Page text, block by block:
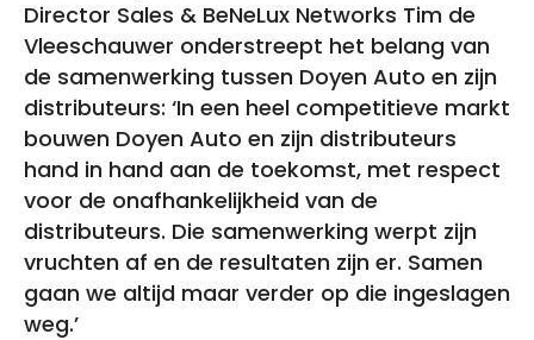
Director Sales & BeNeLux Networks Tim de
Vleeschauwer onderstreept het belang van
de samenwerking tussen Doyen Auto en zijn
distributeurs: ‘In een heel competitieve markt
bouwen Doyen Auto en zijn distributeurs
hand in hand aan de toekomst, met respect
voor de onafhankelijkheid van de
distributeurs. Die samenwerking werpt zijn
vruchten af en de resultaten zijn er. Samen
gaan we altijd maar verder op die ingeslagen
weg.’